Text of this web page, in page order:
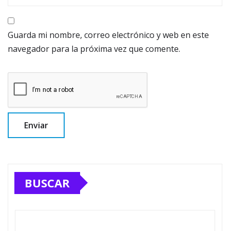
Guarda mi nombre, correo electrónico y web en este
navegador para la próxima vez que comente.
BUSCAR